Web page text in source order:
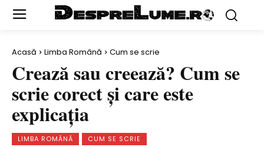
Acasă Limba Română Cum se scrie
Crează sau creează? Cum se
scrie corect şi care este
explicaţia
LIMBA ROMÂNĂ CUM SE SCRIE